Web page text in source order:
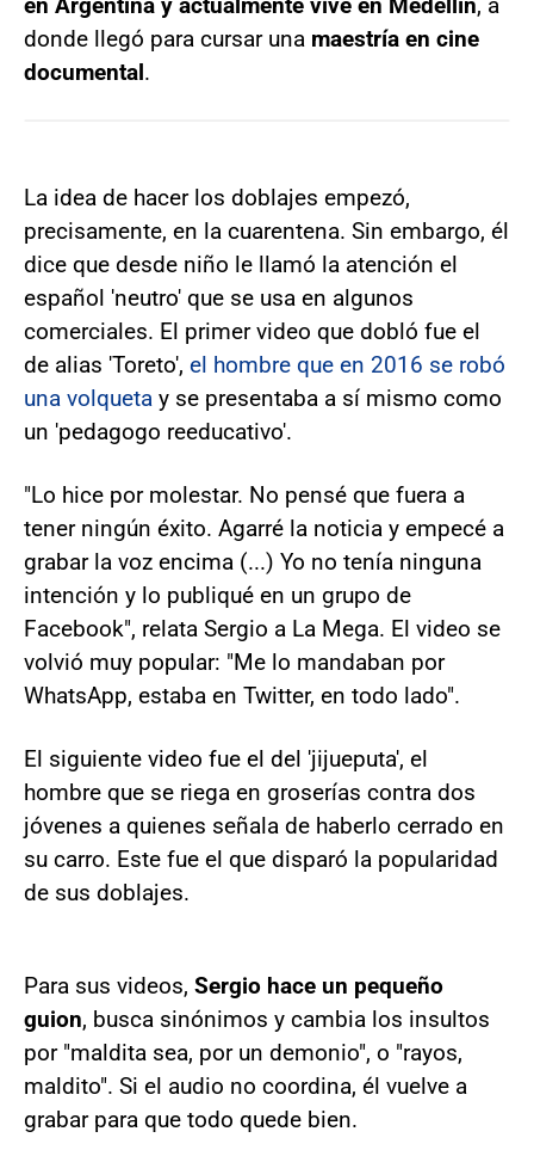
donde llegó para cursar una maestría en cine
documental.
La idea de hacer los doblajes empezó,
precisamente, en la cuarentena. Sin embargo, él
dice que desde niño le llamó la atención el
español 'neutro' que se usa en algunos
comerciales. El primer video que dobló fue el
de alias 'Toreto', el hombre que en 2016 se robó
una volqueta y se presentaba a sí mismo como
un 'pedagogo reeducativo'.
"Lo hice por molestar. No pensé que fuera a
tener ningún éxito. Agarré la noticia y empecé a
grabar la voz encima (...) Yo no tenía ninguna
intención y lo publiqué en un grupo de
Facebook", relata Sergio a La Mega. El video se
volvió muy popular: "Me lo mandaban por
WhatsApp, estaba en Twitter, en todo lado".
El siguiente video fue el del 'jijueputa', el
hombre que se riega en groserías contra dos
jóvenes a quienes señala de haberlo cerrado en
su carro. Este fue el que disparó la popularidad
de sus doblajes.
Para sus videos, Sergio hace un pequeño
guion, busca sinónimos y cambia los insultos
por "maldita sea, por un demonio", o "rayos,
maldito". Si el audio no coordina, él vuelve a
grabar para que todo quede bien.